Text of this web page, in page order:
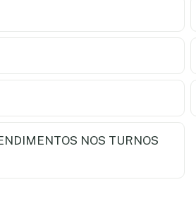
NOS TURNOS